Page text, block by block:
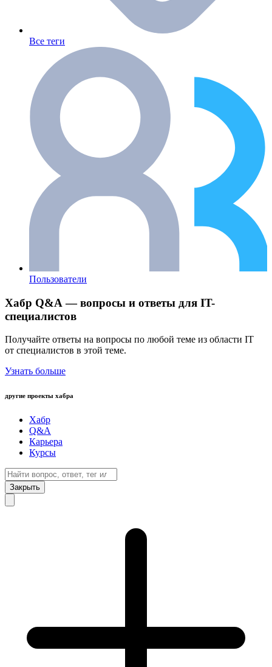
Все теги
Пользователи
Хабр Q&A — вопросы и ответы для IT-
специалистов
Получайте ответы на вопросы по любой теме из области IT
от специалистов в этой теме.
Узнать больше
другие проекты хабра
Хабр
Q&A
Карьера
Курсы
Закрыть